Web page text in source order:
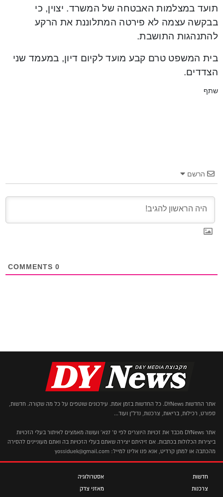
תועד במצלמות האבטחה של המשרד. יצוין, כי
בבקשה עצמה לא פירטה המתלוננת את הרקע
להתנהגות התושבת.
בית המשפט טרם קבע מועד לקיום דיון, במעמד שני
הצדדים.
שתף
הרשם
0
אתר החדשות DYNews. כל החדשות בזמן אמת. עידכונים שוטפים על כל מה שקורה. חדשות,
ספורט, רכילות, בריאות, צרכנות, נדל"ן ועוד...
אתר DYNews מכבד את זכויות היוצרים לפי ס' 27א' ועושה מאמצים לאיתור בעלי הזכויות
ביצירות הכלולות בכתבות. אם זיהיתם יצירה שאתם בעלי הזכויות בה ואתם מעוניינים להסירה
מהכתבה או למתן קרדיט, אנא פנו אלינו למייל: yossiduek@gmail.com
חדשות
צרכנות
אסטרולוגיה
מאזני צדק